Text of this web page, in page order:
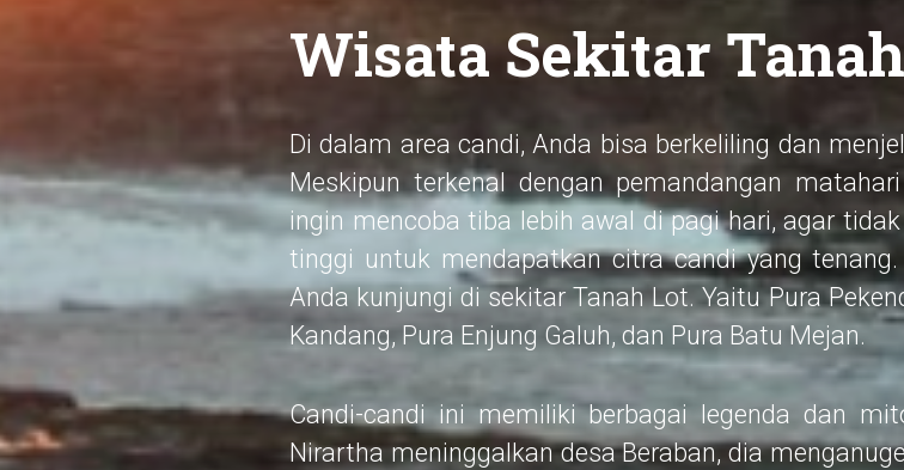
Wisata Sekitar
Di dalam area candi, Anda bisa berkeliling dan
Meskipun terkenal dengan pemandangan
ingin mencoba tiba lebih awal di pagi hari, agar
tinggi untuk mendapatkan citra candi yang
Anda kunjungi di sekitar Tanah Lot. Yaitu Pura
Kandang, Pura Enjung Galuh, dan Pura Batu Mejan.
Candi-candi ini memiliki berbagai legenda dan
Nirartha meninggalkan desa Beraban, dia